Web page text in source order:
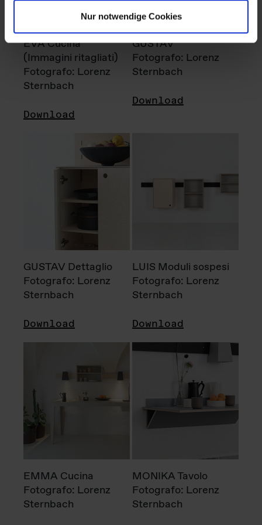
Nur notwendige Cookies
EVA Cucina
(Immagini ritagliati)
Fotografo: Lorenz
Sternbach
Download
GUSTAV
Fotografo: Lorenz
Sternbach
Download
GUSTAV Dettaglio
Fotografo: Lorenz
Sternbach
Download
LUIS Moduli sospesi
Fotografo: Lorenz
Sternbach
Download
EMMA Cucina
Fotografo: Lorenz
Sternbach
MONIKA Tavolo
Fotografo: Lorenz
Sternbach